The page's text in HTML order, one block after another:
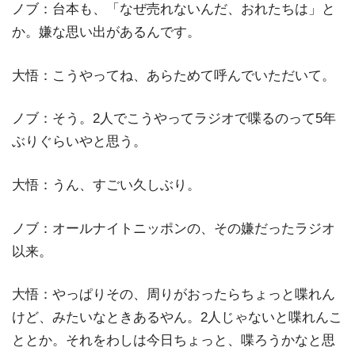
ノブ：台本も、「なぜ売れないんだ、おれたちは」と
か。嫌な思い出があるんです。
大悟：こうやってね、あらためて呼んでいただいて。
ノブ：そう。2人でこうやってラジオで喋るのって5年
ぶりぐらいやと思う。
大悟：うん、すごい久しぶり。
ノブ：オールナイトニッポンの、その嫌だったラジオ
以来。
大悟：やっぱりその、周りがおったらちょっと喋れん
けど、みたいなときあるやん。2人じゃないと喋れんこ
ととか。それをわしは今日ちょっと、喋ろうかなと思